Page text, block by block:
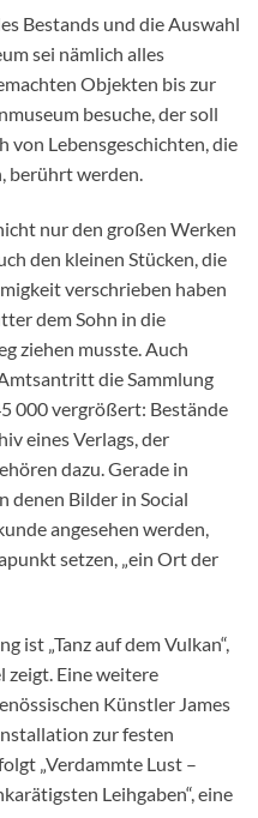
Bestands und die Auswahl
sei nämlich alles
Objekten bis zur
besuche, der soll
von Lebensgeschichten, die
berührt werden.
nur den großen Werken
den kleinen Stücken, die
verschrieben haben
dem Sohn in die
ziehen musste. Auch
die Sammlung
000 vergrößert: Bestände
eines Verlags, der
dazu. Gerade in
denen Bilder in Social
angesehen werden,
setzen, „ein Ort der
ist „Tanz auf dem Vulkan“,
zeigt. Eine weitere
Künstler James
zur festen
„Verdammte Lust –
Leihgaben“, eine